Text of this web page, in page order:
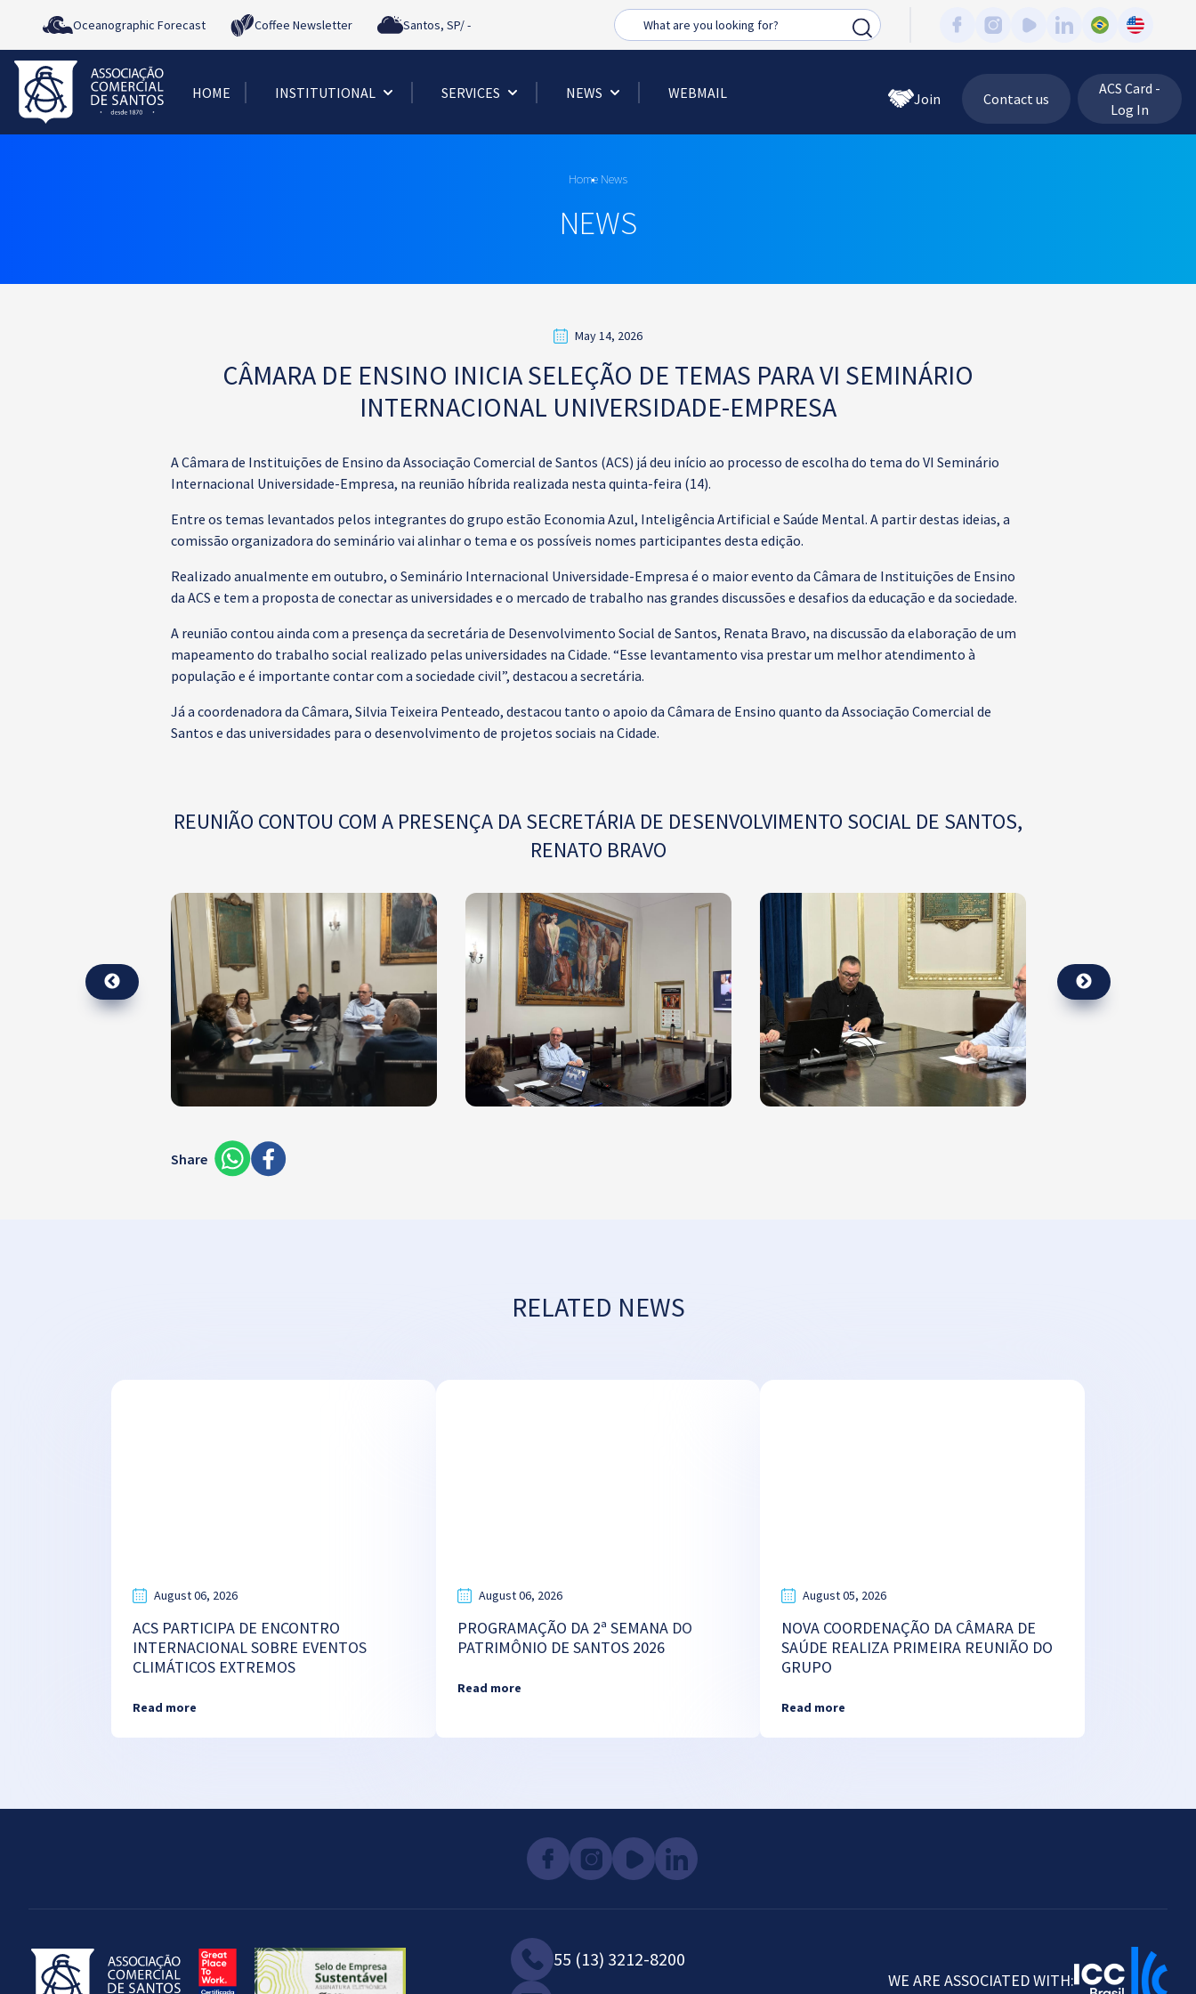
Oceanographic Forecast Coffee Newsletter Santos, SP/- Busca
HOME INSTITUTIONAL SERVICES NEWS WEBMAIL Join Contact us
ACS Card -
Log In
Home News
NEWS
May 14, 2026
CÂMARA DE ENSINO INICIA SELEÇÃO DE TEMAS PARA VI SEMINÁRIO
INTERNACIONAL UNIVERSIDADE-EMPRESA
A Câmara de Instituições de Ensino da Associação Comercial de Santos (ACS) já deu início ao processo de escolha do tema do VI Seminário
Internacional Universidade-Empresa, na reunião híbrida realizada nesta quinta-feira (14).
Entre os temas levantados pelos integrantes do grupo estão Economia Azul, Inteligência Artificial e Saúde Mental. A partir destas ideias, a
comissão organizadora do seminário vai alinhar o tema e os possíveis nomes participantes desta edição.
Realizado anualmente em outubro, o Seminário Internacional Universidade-Empresa é o maior evento da Câmara de Instituições de Ensino
da ACS e tem a proposta de conectar as universidades e o mercado de trabalho nas grandes discussões e desafios da educação e da sociedade.
A reunião contou ainda com a presença da secretária de Desenvolvimento Social de Santos, Renata Bravo, na discussão da elaboração de um
mapeamento do trabalho social realizado pelas universidades na Cidade. “Esse levantamento visa prestar um melhor atendimento à
população e é importante contar com a sociedade civil”, destacou a secretária.
Já a coordenadora da Câmara, Silvia Teixeira Penteado, destacou tanto o apoio da Câmara de Ensino quanto da Associação Comercial de
Santos e das universidades para o desenvolvimento de projetos sociais na Cidade.
REUNIÃO CONTOU COM A PRESENÇA DA SECRETÁRIA DE DESENVOLVIMENTO SOCIAL DE SANTOS,
RENATO BRAVO
Share
RELATED NEWS
August 06, 2026
ACS PARTICIPA DE ENCONTRO
INTERNACIONAL SOBRE EVENTOS
CLIMÁTICOS EXTREMOS
Read more
August 06, 2026
PROGRAMAÇÃO DA 2ª SEMANA DO
PATRIMÔNIO DE SANTOS 2026
Read more
August 05, 2026
NOVA COORDENAÇÃO DA CÂMARA DE
SAÚDE REALIZA PRIMEIRA REUNIÃO DO
GRUPO
Read more
55 (13) 3212-8200
WE ARE ASSOCIATED WITH: